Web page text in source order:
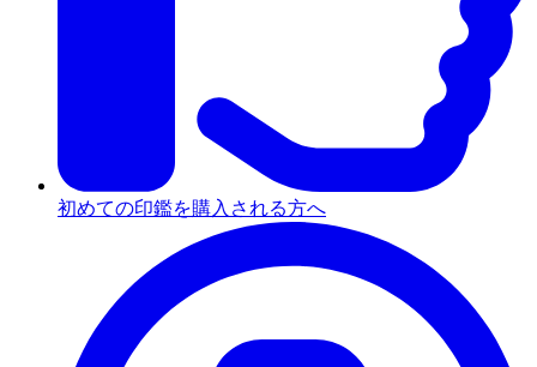
初めての印鑑を購入される方へ